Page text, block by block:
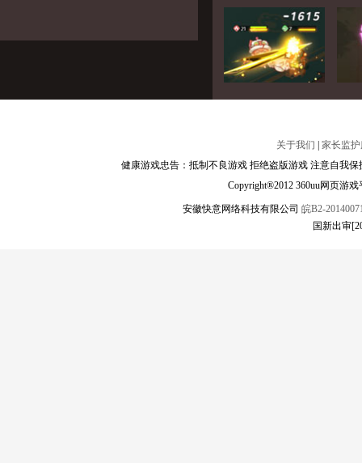
关于我们
家长监
健康游戏忠告：抵制不良游戏 拒绝盗版游戏 注意自我
Copyright®2012 360uu网页游
安徽快意网络科技有限公司 皖B2-
国新出审